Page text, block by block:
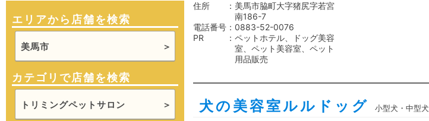
エリアから店舗を検索
美馬市
カテゴリで店舗を検索
トリミングペットサロン
住所
美馬市脇町大字猪尻字若宮
南186-7
電話番号
0883-52-0076
PR
ペットホテル、ドッグ美容
室、ペット美容室、ペット
用品販売
犬の美容室ルルドッグ 小型犬・中型犬